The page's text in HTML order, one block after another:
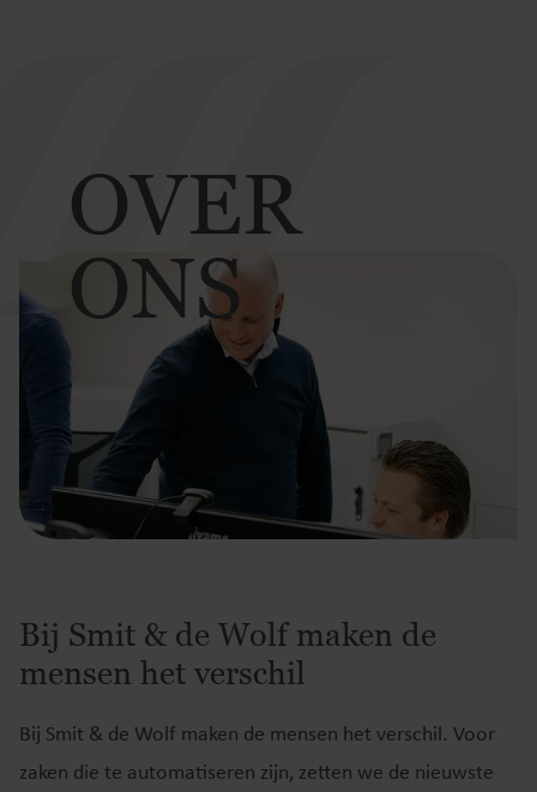
OVER
ONS
Bij Smit & de Wolf maken de
mensen het verschil
Bij Smit & de Wolf maken de mensen het verschil. Voor
zaken die te automatiseren zijn, zetten we de nieuwste